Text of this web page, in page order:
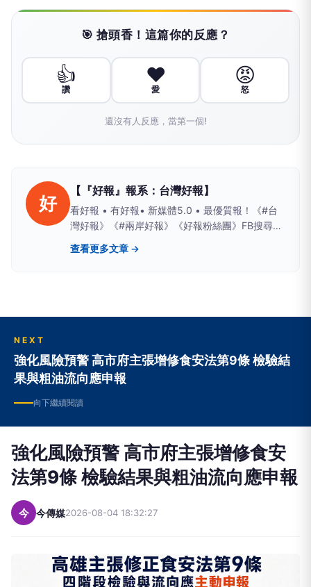
🎯 搶頭香！這篇你的反應？
👍
讚
❤️
愛
😡
怒
還沒有人反應，當第一個!
好
【『好報』報系：台灣好報】
看好報 • 有好報• 新媒體5.0 • 最優質報！《#台
灣好報》《#兩岸好報》《好報粉絲團》FB搜尋；
Yahoo、PChome、LIFE新聞、yamnews、
owlnews也看得到
查看更多文章 →
NEXT
強化風險預警 高市府主張增修食安法第9條 檢驗結
果與粗油流向應申報
向下繼續閱讀
強化風險預警 高市府主張增修食安
法第9條 檢驗結果與粗油流向應申報
今 今傳媒2026-08-04 18:32:27